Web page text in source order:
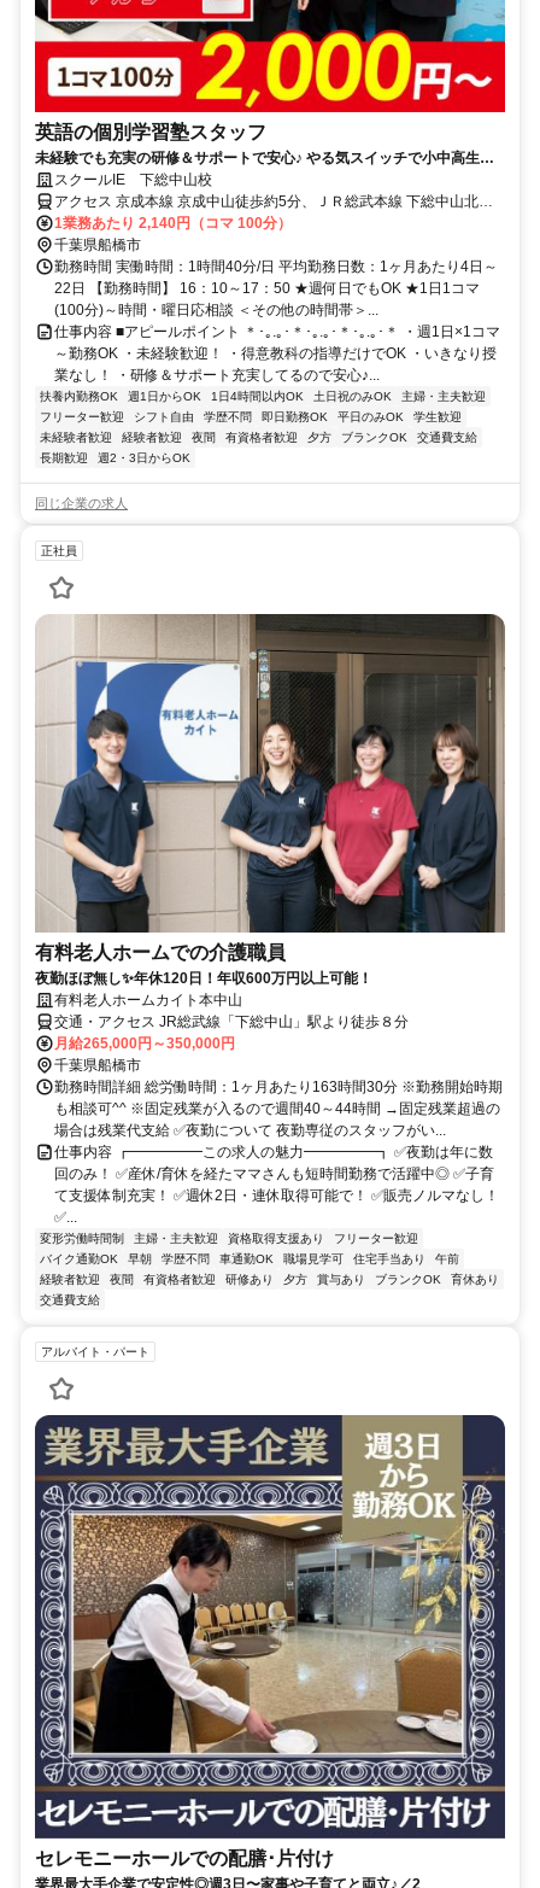
英語の個別学習塾スタッフ
未経験でも充実の研修＆サポートで安心♪ やる気スイッチで小中高生と
の1対1または1対2の個別指導！
スクールIE 下総中山校
アクセス 京成本線 京成中山徒歩約5分、ＪＲ総武本線 下総中山北口
徒歩約7分、京成本線 東中山南口徒歩約9分
1業務あたり 2,140円（コマ 100分）
千葉県船橋市
勤務時間 実働時間：1時間40分/日 平均勤務日数：1ヶ月あたり4日～
22日 【勤務時間】 16：10～17：50 ★週何日でもOK ★1日1コマ
(100分)～時間・曜日応相談 ＜その他の時間帯＞...
仕事内容 ■アピールポイント ＊･｡.｡･＊･｡.｡･＊･｡.｡･＊ ・週1日×1コマ
～勤務OK ・未経験歓迎！ ・得意教科の指導だけでOK ・いきなり授
業なし！ ・研修＆サポート充実してるので安心♪...
扶養内勤務OK 週1日からOK 1日4時間以内OK 土日祝のみOK
主婦・主夫歓迎
フリーター歓迎
シフト自由 学歴不問 即日勤務OK 平日のみOK
学生歓迎
未経験者歓迎
経験者歓迎 夜間 有資格者歓迎 夕方 ブランクOK
交通費支給
長期歓迎
週2・3日からOK
同じ企業の求人
正社員
有料老人ホームでの介護職員
夜勤ほぼ無し✨年休120日！年収600万円以上可能！
有料老人ホームカイト本中山
交通・アクセス JR総武線「下総中山」駅より徒歩８分
月給265,000円～350,000円
千葉県船橋市
勤務時間詳細 総労働時間：1ヶ月あたり163時間30分 ※勤務開始時期
も相談可^^ ※固定残業が入るので週間40～44時間 →固定残業超過の
場合は残業代支給 ✅夜勤について 夜勤専従のスタッフがい...
仕事内容 ┏━━━━━この求人の魅力━━━━━┓ ✅夜勤は年に数
回のみ！ ✅産休/育休を経たママさんも短時間勤務で活躍中◎ ✅子育
て支援体制充実！ ✅週休2日・連休取得可能で！ ✅販売ノルマなし！
✅...
変形労働時間制 主婦・主夫歓迎 資格取得支援あり
フリーター歓迎
バイク通勤OK
早朝 学歴不問 車通勤OK 職場見学可 住宅手当あり
午前
経験者歓迎
夜間 有資格者歓迎 研修あり 夕方 賞与あり ブランクOK
育休あり
交通費支給
アルバイト・パート
セレモニーホールでの配膳･片付け
業界最大手企業で安定性◎週3日〜家事や子育てと両立♪／2